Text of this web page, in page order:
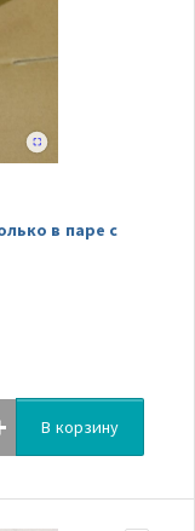
в паре с
В корзину